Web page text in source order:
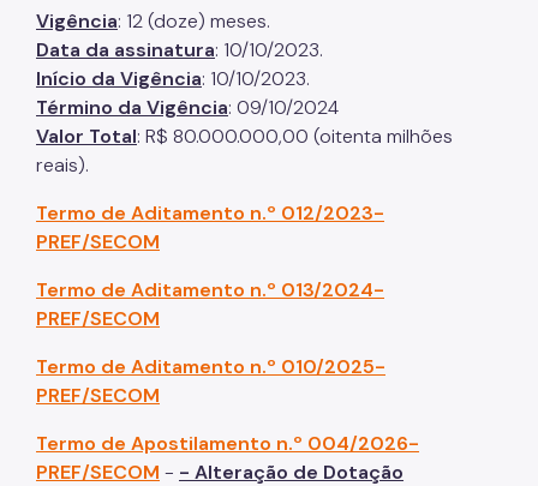
Vigência: 12 (doze) meses.
Data da assinatura: 10/10/2023.
Início da Vigência: 10/10/2023.
Término da Vigência: 09/10/2024
Valor Total: R$ 80.000.000,00 (oitenta milhões
reais).
Termo de Aditamento n.º 012/2023-
PREF/SECOM
Termo de Aditamento n.º 013/2024-
PREF/SECOM
Termo de Aditamento n.º 010/2025-
PREF/SECOM
Termo de Apostilamento n.º 004/2026-
PREF/SECOM - - Alteração de Dotação